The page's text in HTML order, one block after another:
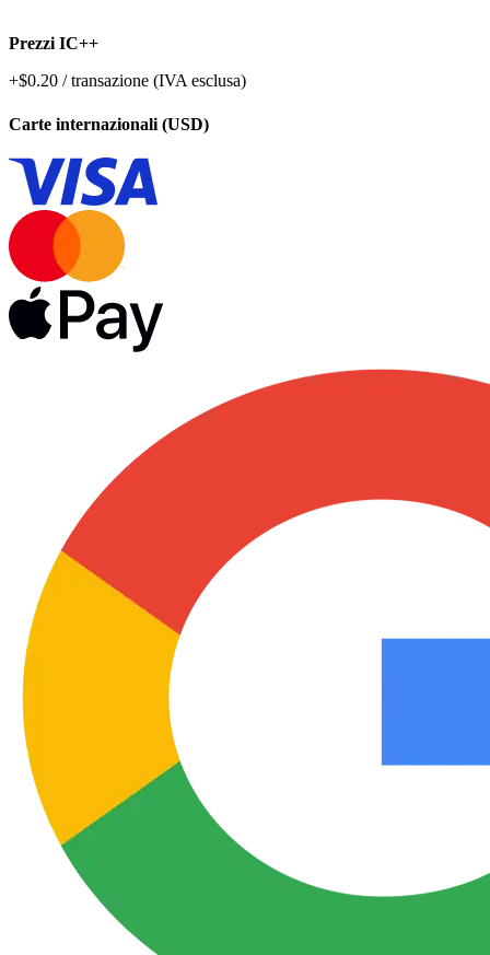
Prezzi IC++
+$0.20 / transazione (IVA esclusa)
Carte internazionali (USD)